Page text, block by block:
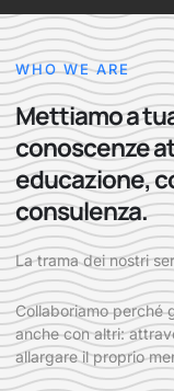
WHO WE ARE
Mettiamo a
conoscenze
educazione,
consulenza.
La trama dei nostri
Collaboriamo perché
anche con altri:
allargare il proprio